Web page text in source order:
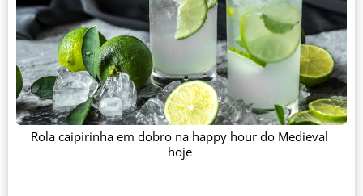
Rola caipirinha em dobro na happy hour do Medieval
hoje